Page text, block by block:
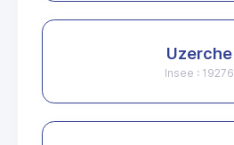
Uzerche
Insee : 19276